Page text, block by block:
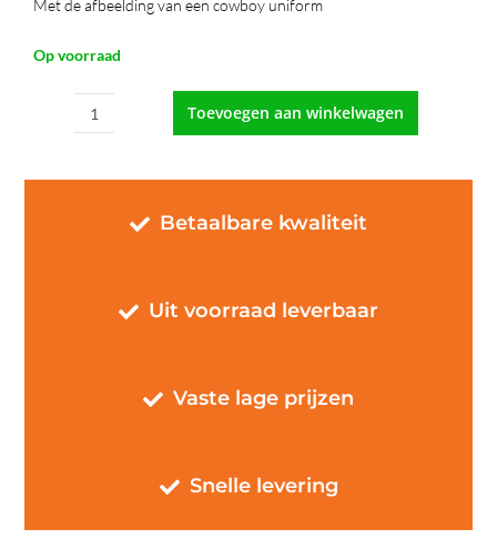
Met de afbeelding van een cowboy uniform
Op voorraad
Kinderkapkleed
Toevoegen aan winkelwagen
Betaalbare kwaliteit
Uit voorraad leverbaar
Vaste lage prijzen
Snelle levering